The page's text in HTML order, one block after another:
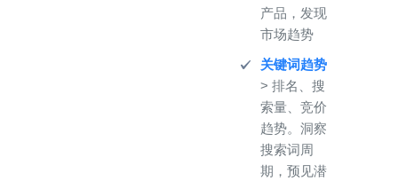
产品，发现
市场趋势
关键词趋势
> 排名、搜
索量、竞价
趋势。洞察
搜索词周
期，预见潜